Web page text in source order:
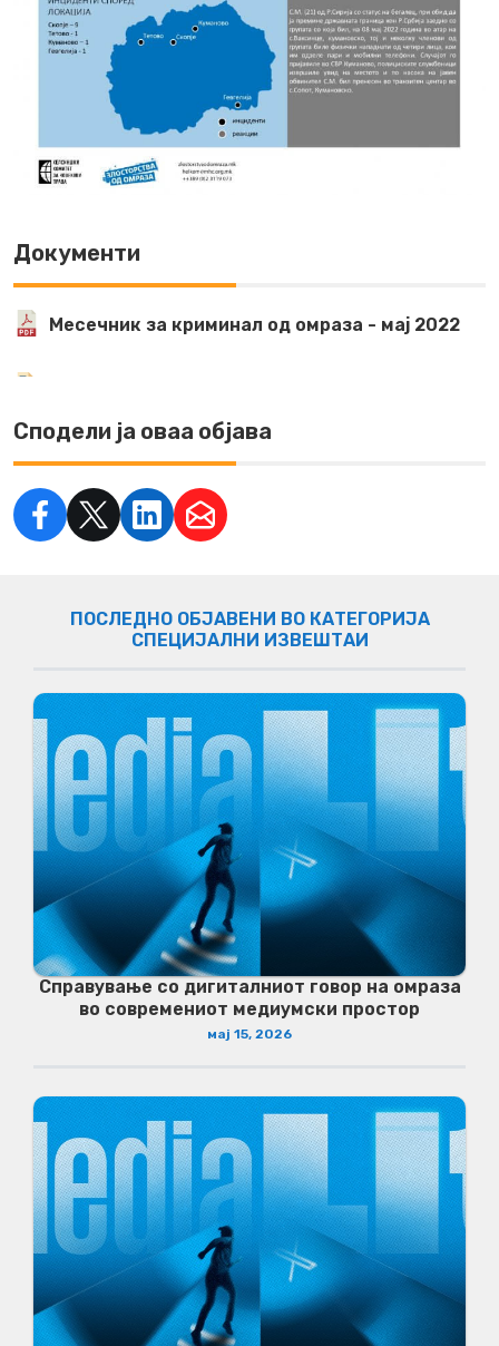
Документи
Месечник за криминал од омраза - мај 2022
Сподели ја оваа објава
ПОСЛЕДНО ОБЈАВЕНИ ВО КАТЕГОРИЈА
СПЕЦИЈАЛНИ ИЗВЕШТАИ
Справување со дигиталниот говор на омраза
во современиот медиумски простор
мај 15, 2026